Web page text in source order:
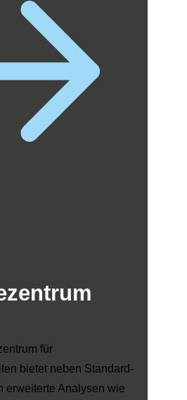
für
bietet neben Standard-
erweiterte Analysen wie